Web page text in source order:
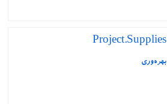
Project.Supplies
بهره‌وری